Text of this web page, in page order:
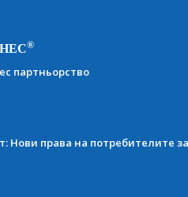
®
партньорство
Нови права на потребителите